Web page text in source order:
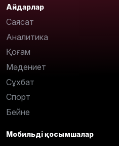
Айдарлар
Саясат
Аналитика
Қоғам
Мәдениет
Сұхбат
Спорт
Бейне
Мобильді қосымшалар